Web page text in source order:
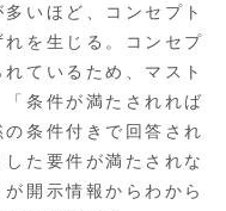
いほど、コンセプト
を生じる。コンセプ
ているため、マスト
条件が満たされれば
条件付きで回答され
た要件が満たされな
開示情報からわから